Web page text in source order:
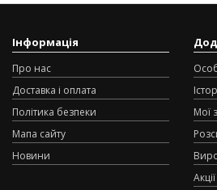
Інформація
Про нас
Доставка і оплата
Політика безпеки
Мапа сайту
Новини
Мої
Акції